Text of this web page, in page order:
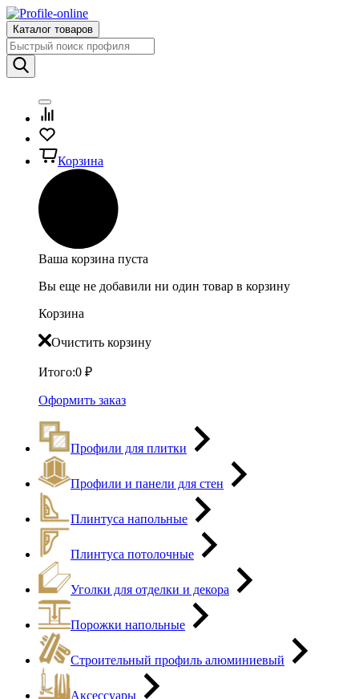
Каталог товаров
Корзина
Ваша корзина пуста
Вы еще не добавили ни один товар в корзину
Корзина
Очистить корзину
Итого:0 ₽
Оформить заказ
Профили для плитки
Профили и панели для стен
Плинтуса напольные
Плинтуса потолочные
Уголки для отделки и декора
Порожки напольные
Строительный профиль алюминиевый
Аксессуары